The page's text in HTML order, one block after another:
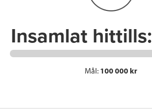
n
Insamlat hittills:
Mål: 100 000 kr